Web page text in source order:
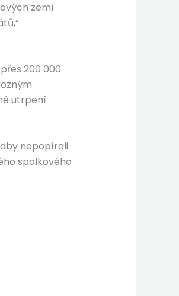
zemí
200 000
utrpení
nepopírali
spolkového